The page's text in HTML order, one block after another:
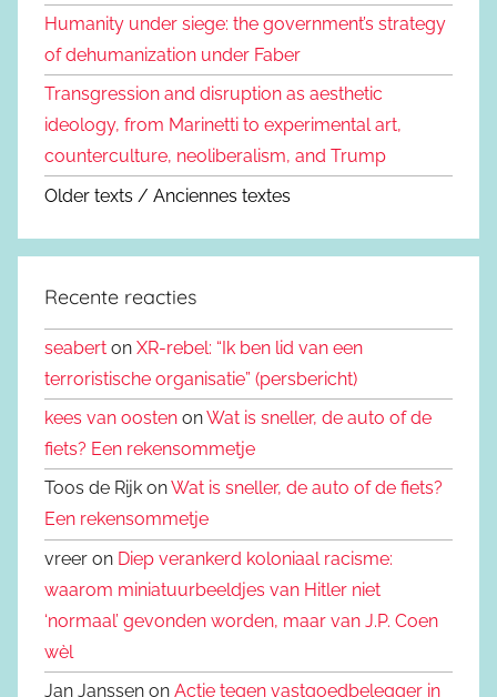
Humanity under siege: the government’s strategy
of dehumanization under Faber
Transgression and disruption as aesthetic
ideology, from Marinetti to experimental art,
counterculture, neoliberalism, and Trump
Older texts / Anciennes textes
Recente reacties
seabert on XR-rebel: “Ik ben lid van een
terroristische organisatie” (persbericht)
kees van oosten onWat is sneller, de auto of de
fiets? Een rekensommetje
Toos de Rijk onWat is sneller, de auto of de fiets?
Een rekensommetje
vreer on Diep verankerd koloniaal racisme:
waarom miniatuurbeeldjes van Hitler niet
‘normaal’ gevonden worden, maar van J.P. Coen
wèl
Jan Janssen on Actie tegen vastgoedbelegger in